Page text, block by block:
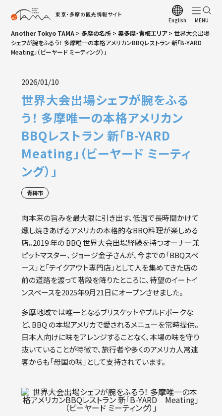
東京・多摩の観光情報サイト
English
Another Tokyo TAMA >多摩の名所 >奥多摩・青梅エリア>世界大会出場
シェフが腕をふるう！ 多摩唯一の本格アメリカンBBQレストラン 新「B-YARD
Meating」（ビーヤード ミーティング）」
2026/01/10
世界大会出場シェフが腕をふる
う！ 多摩唯一の本格アメリカン
BBQレストラン 新「B-YARD
Meating」（ビーヤード ミーティ
ング）」
青梅市
肉本来の旨みを最大限に引き出す、低温で長時間かけて
燻し焼きあげるアメリカの本格的なBBQ料理が楽しめる
店。2019 年の BBQ 世界大会出場経験を持つオーナー兼
ピットマスター、ジョージ金子さんが、今までの「BBQスペ
ース」と「テイクアウト専門店」として人を集めてきた店の
前の道路を渡って階段を降りたところに、待望のイートイ
ンスペースを2025年9月21日にオープンさせました。
多摩地域では唯一となるブリスケットやプルドポークな
ど、BBQ の本場アメリカで愛されるメニューを常時提供。
日本人向けに味をアレンジすることなく、本場の味を守り
抜いていることが特徴で、旅行者や多くのアメリカ人常連
客からも「母国の味」として支持されています。